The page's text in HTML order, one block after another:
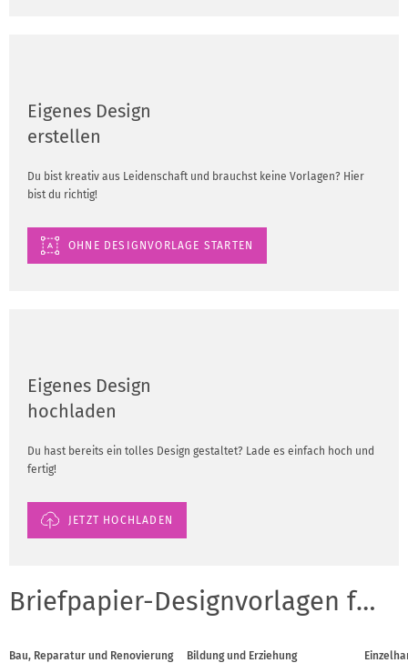
Eigenes Design
erstellen
Du bist kreativ aus Leidenschaft und brauchst keine Vorlagen? Hier
bist du richtig!
OHNE DESIGNVORLAGE STARTEN
Eigenes Design
hochladen
Du hast bereits ein tolles Design gestaltet? Lade es einfach hoch und
fertig!
JETZT HOCHLADEN
Briefpapier-Designvorlagen für Branchen
Bau, Reparatur und Renovierung
Bildung und Erziehung